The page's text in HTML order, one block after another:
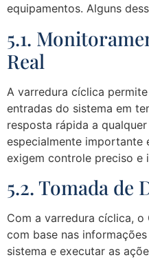
equipamentos. Alguns
5.1.
Real
A varredura cíclica
entradas do sistema em
resposta rápida a
especialmente importante
exigem controle preciso e
5.2. Tomada de
Com a varredura cíclica,
com base nas
sistema e executar as